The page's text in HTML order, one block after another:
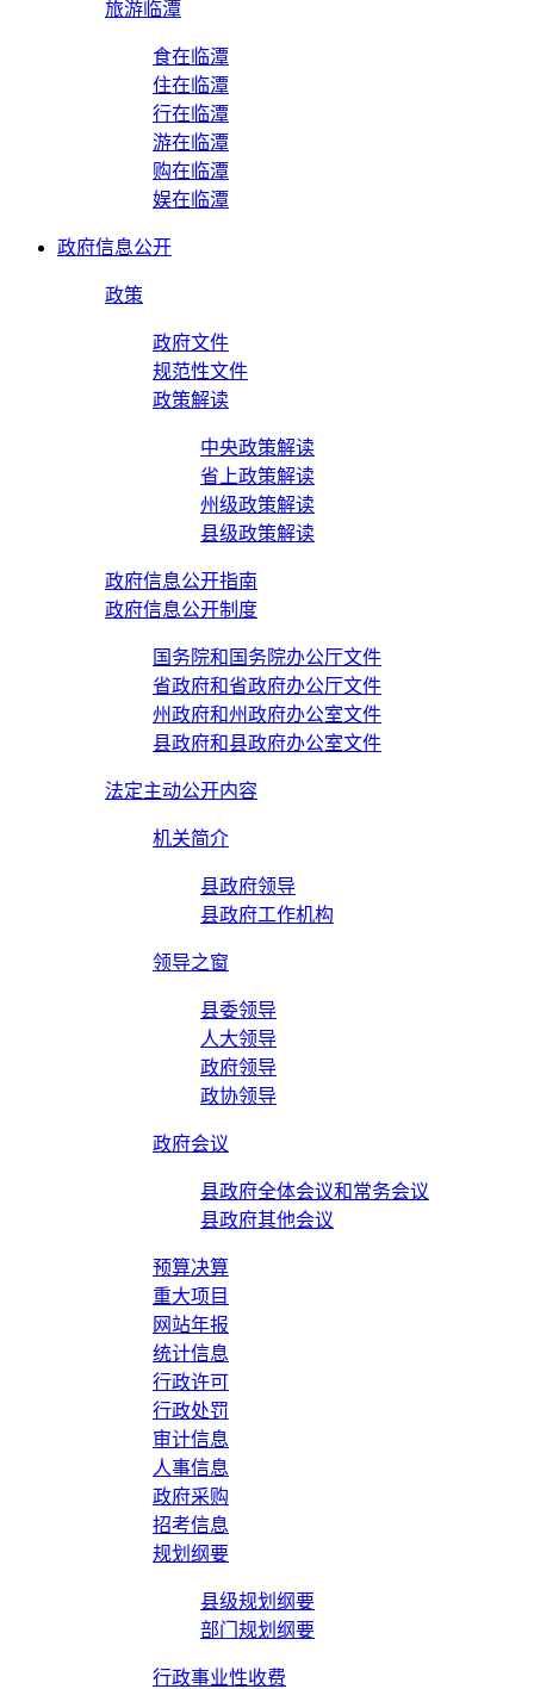
旅游临潭
食在临潭
住在临潭
行在临潭
游在临潭
购在临潭
娱在临潭
政府信息公开
政策
政府文件
规范性文件
政策解读
中央政策解读
省上政策解读
州级政策解读
县级政策解读
政府信息公开指南
政府信息公开制度
国务院和国务院办公厅文件
省政府和省政府办公厅文件
州政府和州政府办公室文件
县政府和县政府办公室文件
法定主动公开内容
机关简介
县政府领导
县政府工作机构
领导之窗
县委领导
人大领导
政府领导
政协领导
政府会议
县政府全体会议和常务会议
县政府其他会议
预算决算
重大项目
网站年报
统计信息
行政许可
行政处罚
审计信息
人事信息
政府采购
招考信息
规划纲要
县级规划纲要
部门规划纲要
行政事业性收费